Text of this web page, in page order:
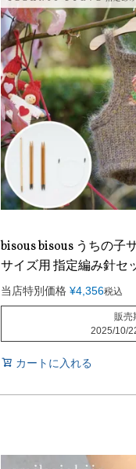
bisous bisous うちの子
サイズ用 指定編み針セ
当店特別価格 ¥4,356税込
販売
2025/10/
カートに入れる